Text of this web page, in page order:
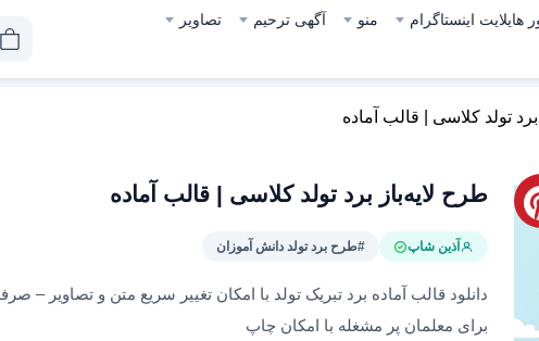
هایلایت اینستاگرام منو آگهی ترحیم تصاویر
تولد کلاسی | قالب آماده
طرح لایه‌باز برد تولد کلاسی | قالب آماده
آذین شاپ #طرح برد تولد دانش آموزان
دانلود قالب‌ آماده برد تبریک تولد با امکان تغییر سریع متن و تصاویر –
برای معلمان پر مشغله با امکان چاپ